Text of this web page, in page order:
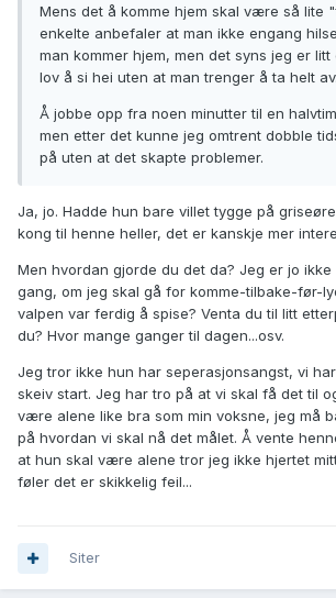
Mens det å komme hjem skal være så lite
enkelte anbefaler at man ikke engang
man kommer hjem, men det syns jeg er
lov å si hei uten at man trenger å ta helt av.
Å jobbe opp fra noen minutter til en
men etter det kunne jeg omtrent dobble
på uten at det skapte problemer.
Ja, jo. Hadde hun bare villet tygge på
kong til henne heller, det er kanskje mer
Men hvordan gjorde du det da? Jeg er jo
gang, om jeg skal gå for komme-tilbake-før-
valpen var ferdig å spise? Venta du til litt
du? Hvor mange ganger til dagen...osv.
Jeg tror ikke hun har seperasjonsangst, vi
skeiv start. Jeg har tro på at vi skal få det til
være alene like bra som min voksne, jeg må
på hvordan vi skal nå det målet. Å vente
at hun skal være alene tror jeg ikke hjertet
føler det er skikkelig feil...
Siter